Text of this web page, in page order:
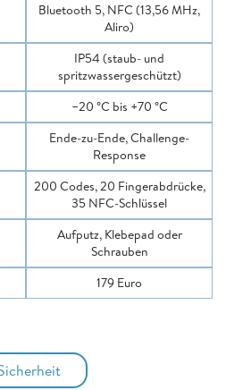
Bluetooth 5, NFC (13,56 MHz,
Aliro)
IP54 (staub- und
spritzwassergeschützt)
−20 °C bis +70 °C
Ende-zu-Ende, Challenge-
Response
200 Codes, 20 Fingerabdrücke,
35 NFC-Schlüssel
Aufputz, Klebepad oder
Schrauben
179 Euro